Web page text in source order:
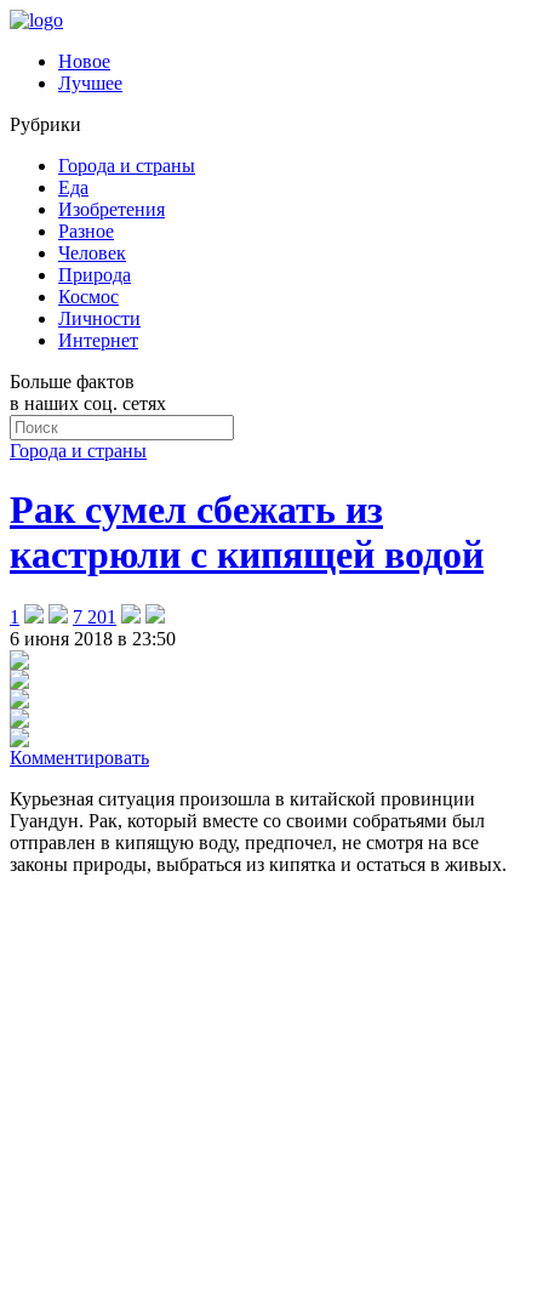
Новое
Лучшее
Рубрики
Города и страны
Еда
Изобретения
Разное
Человек
Природа
Космос
Личности
Интернет
Больше фактов
в наших соц. сетях
Города и страны
Рак сумел сбежать из
кастрюли с кипящей водой
1
7 201
6 июня 2018 в 23:50
Комментировать
Курьезная ситуация произошла в китайской провинции
Гуандун. Рак, который вместе со своими собратьями был
отправлен в кипящую воду, предпочел, не смотря на все
законы природы, выбраться из кипятка и остаться в живых.